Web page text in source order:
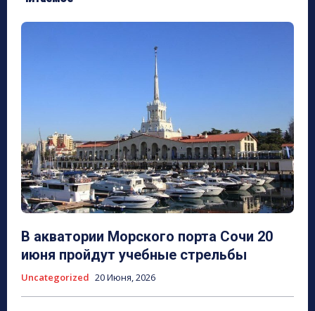
В акватории Морского порта Сочи 20
июня пройдут учебные стрельбы
Uncategorized 20 Июня, 2026